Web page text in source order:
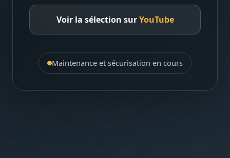
Voir la sélection surYouTube
Maintenance et sécurisation en cours